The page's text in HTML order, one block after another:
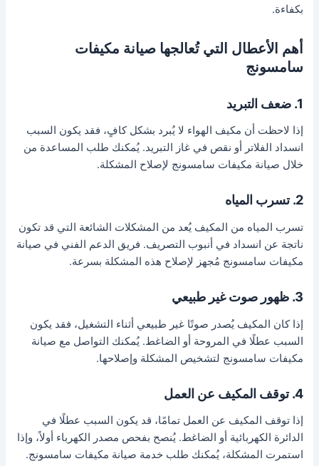
بكفاءة.
أهم الأعطال التي تُعالجها صيانة مكيفات
سامسونج
1. ضعف التبريد
إذا لاحظت أن مكيف الهواء لا يُبرد بشكل كافٍ، فقد يكون السبب
انسداد الفلاتر أو نقص في غاز التبريد. يُمكنك طلب المساعدة من
خلال صيانة مكيفات سامسونج لإصلاح المشكلة.
2. تسرب المياه
تسرب المياه من المكيف يُعد من المشكلات الشائعة التي قد تكون
ناتجة عن انسداد في أنبوب التصريف. فريق الدعم الفني في صيانة
مكيفات سامسونج مُجهز لإصلاح هذه المشكلة بسرعة.
3. ظهور صوت غير طبيعي
إذا كان المكيف يُصدر صوتًا غير طبيعي أثناء التشغيل، فقد يكون
السبب عطلًا في المروحة أو الضاغط. يُمكنك التواصل مع صيانة
مكيفات سامسونج لتشخيص المشكلة وإصلاحها.
4. توقف المكيف عن العمل
إذا توقف المكيف عن العمل تمامًا، قد يكون السبب عطلًا في
الدائرة الكهربائية أو الضاغط. يُنصح بفحص مصدر الكهرباء أولاً، وإذا
استمرت المشكلة، يُمكنك طلب خدمة صيانة مكيفات سامسونج.